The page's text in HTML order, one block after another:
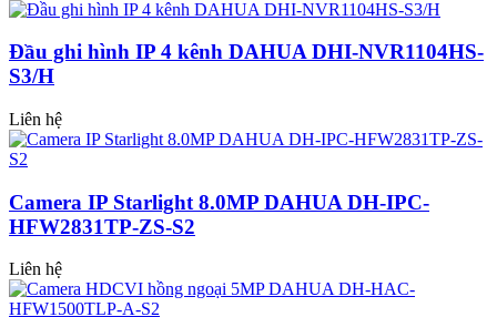
Đầu ghi hình IP 4 kênh DAHUA DHI-NVR1104HS-
S3/H
Liên hệ
Camera IP Starlight 8.0MP DAHUA DH-IPC-
HFW2831TP-ZS-S2
Liên hệ